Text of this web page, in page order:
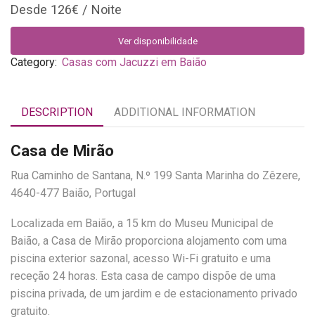
126€
Ver disponibilidade
Category: Casas com Jacuzzi em Baião
DESCRIPTION ADDITIONAL INFORMATION
Casa de Mirão
Rua Caminho de Santana, N.º 199 Santa Marinha do Zêzere,
4640-477 Baião, Portugal
Localizada em Baião, a 15 km do Museu Municipal de
Baião, a Casa de Mirão proporciona alojamento com uma
piscina exterior sazonal, acesso Wi-Fi gratuito e uma
receção 24 horas. Esta casa de campo dispõe de uma
piscina privada, de um jardim e de estacionamento privado
gratuito.